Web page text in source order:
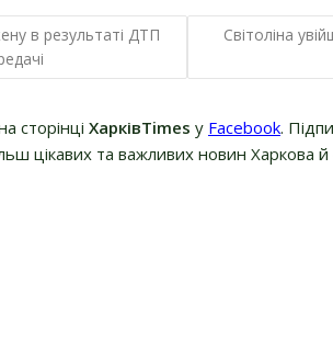
в результаті ДТП
Світоліна
сторінці ХарківTimes у Facebook.
цікавих та важливих новин Харкова й